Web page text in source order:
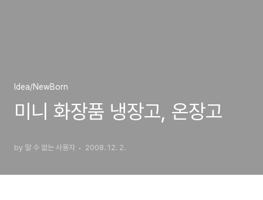
Idea/NewBorn
미니 화장품 냉장고, 온장고
by 알 수 없는 사용자 2008. 12. 2.